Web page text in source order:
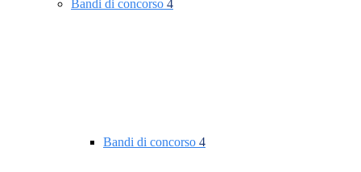
Bandi di concorso 4
Bandi di concorso 4